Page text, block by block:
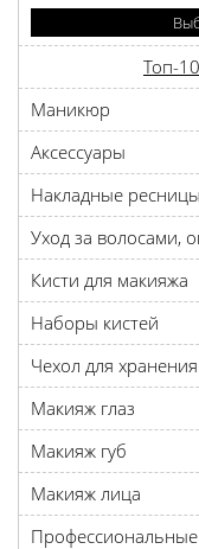
Топ-
Маникюр
Аксессуары
Накладные
Уход за волосами,
Кисти для макияжа
Наборы кистей
Чехол для
Макияж глаз
Макияж губ
Макияж лица